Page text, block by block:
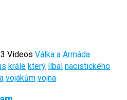
Videos Válka a Armáda
krále který líbal nacistického
vojákům vojna